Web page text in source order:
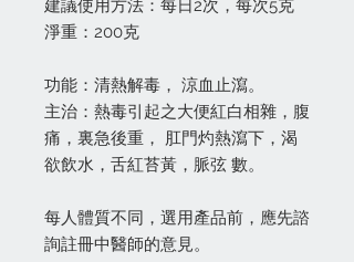
建議使用方法：每日2次，每次5克
淨重：200克
功能：清熱解毒， 涼血止瀉。
主治：熱毒引起之大便紅白相雜，腹
痛，裏急後重， 肛門灼熱瀉下，渴
欲飲水，舌紅苔黃，脈弦 數。
每人體質不同，選用產品前，應先諮
詢註冊中醫師的意見。